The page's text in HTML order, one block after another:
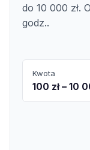
do 10 000 zł.
godz..
Kwota
100 zł – 10